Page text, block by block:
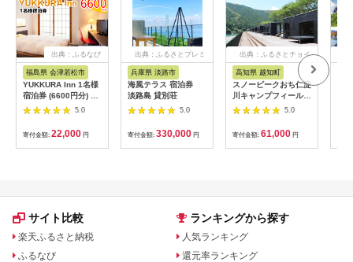
出典：ふるなび
福島県 会津若松市
YUKKURA Inn 1名様
宿泊券 (6600円分) ワ
ーケーションお試しプ
ラン｜東北 福島県 会
津若松市 東山温泉 旅
行 クーポン 利用券
[0800]
5.0
寄付金額: 22,000 円
出典：ふるさとプレミ
兵庫県 淡路市
海風テラス 宿泊券
淡路島 貸別荘
5.0
寄付金額: 330,000 円
出典：ふるさとチョイ
高知県 越知町
スノーピークおち仁淀
川キャンプフィールド
「住箱-jyubako-」ペ
ア宿泊チケット
5.0
寄付金額: 61,000 円
サイト比較
楽天ふるさと納税
ふるなび
ランキングから探す
人気ランキング
還元率ランキング